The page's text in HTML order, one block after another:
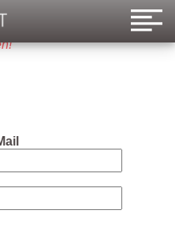
zu können, bitte ein